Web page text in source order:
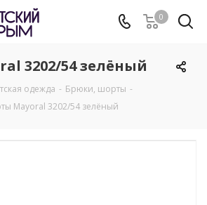
0
3202/54 зелёный
одежда - Брюки, шорты -
Mayoral 3202/54 зелёный